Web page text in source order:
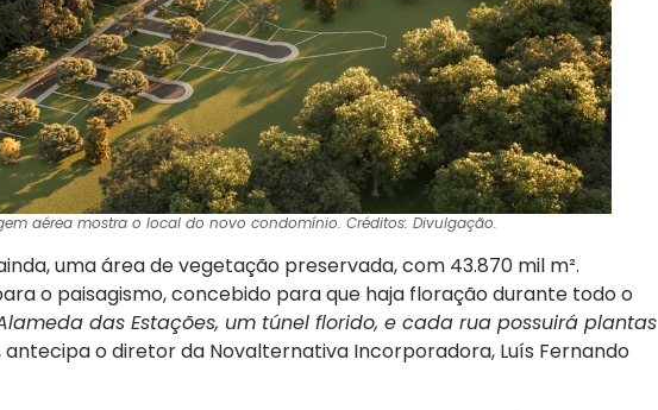
aérea mostra o local do novo condomínio. Créditos: Divulgação.
uma área de vegetação preservada, com 43.870 mil m².
o paisagismo, concebido para que haja floração durante todo o
das Estações, um túnel florido, e cada rua possuirá plantas
antecipa o diretor da Novalternativa Incorporadora, Luís Fernando